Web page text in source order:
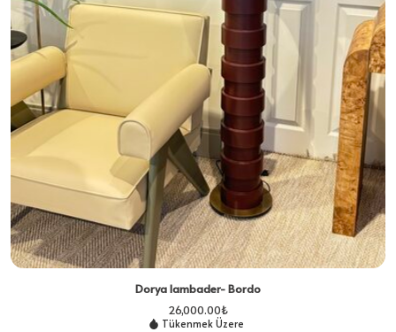
Dorya lambader- Bordo
26,000.00₺
Tükenmek Üzere